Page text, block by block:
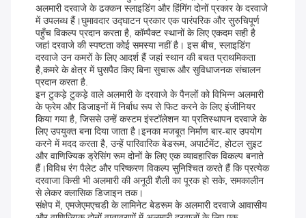
अलमारी दरवाजे के ढक्कन स्लाइडिंग और हिंगिंग दोनों प्रकार के दरवाजे
में उपलब्ध हैं।घुमावदार उद्घाटन प्रकार एक पारंपरिक और सुरुचिपूर्ण
पहुँच विकल्प प्रदान करता है, कॉम्पैक्ट स्थानों के लिए एकदम सही है
जहां दरवाजे की स्पष्टता कोई समस्या नहीं है। इस बीच, स्लाइडिंग
दरवाजे उन कमरों के लिए आदर्श हैं जहां स्थान की बचत प्राथमिकता
है,कमरे के क्षेत्र में घुसपैठ किए बिना सुचारू और सुविधाजनक संचालन
प्रदान करता है.
इन टुकड़े टुकड़े वाले अलमारी के दरवाजे के पैनलों को विभिन्न अलमारी
के फ्रेम और डिजाइनों में निर्बाध रूप से फिट करने के लिए इंजीनियर
किया गया है, जिससे उन्हें कस्टम इंस्टॉलेशन या प्रतिस्थापन दरवाजे के
लिए उपयुक्त बना दिया जाता है।इनका मजबूत निर्माण बार-बार उपयोग
करने में मदद करता है, उन्हें पारिवारिक बेडरूम, अपार्टमेंट, होटल सुइट
और वाणिज्यिक ड्रेसिंग रूम दोनों के लिए एक व्यावहारिक विकल्प बनाते
हैं।विविध रंग पैलेट और परिष्करण विकल्प सुनिश्चित करते हैं कि प्रत्येक
दरवाजा किसी भी अलमारी की अनूठी शैली का पूरक हो सके, समकालीन
से लेकर क्लासिक डिजाइन तक।
संक्षेप में, एमजेएमएचडी के लामिनेट बेडरूम के अलमारी दरवाजे आवासीय